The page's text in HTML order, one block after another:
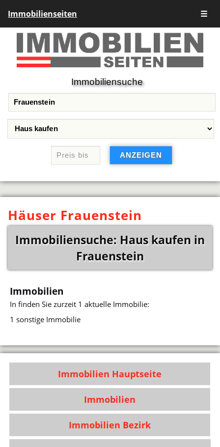
Immobilienseiten ☰
Immobiliensuche
Häuser Frauenstein
Immobiliensuche: Haus kaufen in
Frauenstein
Immobilien
Infinden Sie zurzeit 1 aktuelle Immobilie:
1 sonstige Immobilie
Immobilien Hauptseite
Immobilien
Immobilien Bezirk